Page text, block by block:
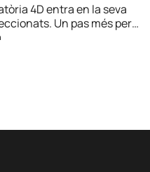
4D entra en la seva
Un pas més per